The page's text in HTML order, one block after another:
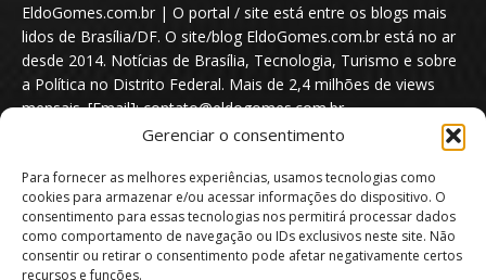
Gerenciar o consentimento
Para fornecer as melhores experiências, usamos tecnologias como
cookies para armazenar e/ou acessar informações do dispositivo. O
consentimento para essas tecnologias nos permitirá processar dados
como comportamento de navegação ou IDs exclusivos neste site. Não
consentir ou retirar o consentimento pode afetar negativamente certos
recursos e funções.
EldoGomes.com.br | O portal / site está entre os blogs mais
lidos de Brasília/DF. O site/blog EldoGomes.com.br está no ar
desde 2014. Notícias de Brasília, Tecnologia, Turismo e sobre
a Política no Distrito Federal. Mais de 2,4 milhões de views
mensais. [Email]: contato@eldogomes.com.br